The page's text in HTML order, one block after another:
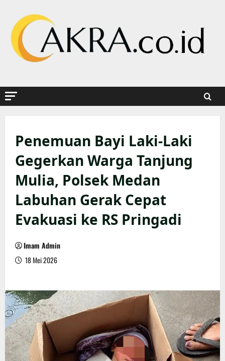
content
Penemuan Bayi Laki-Laki
Gegerkan Warga Tanjung
Mulia, Polsek Medan
Labuhan Gerak Cepat
Evakuasi ke RS Pringadi
Imam Admin
18 Mei 2026